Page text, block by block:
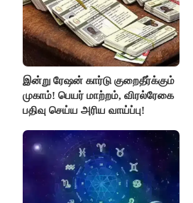
இன்று ரேஷன் கார்டு குறைதீர்க்கும்
முகாம்! பெயர் மாற்றம், விரல்ரேகை
பதிவு செய்ய அரிய வாய்ப்பு!